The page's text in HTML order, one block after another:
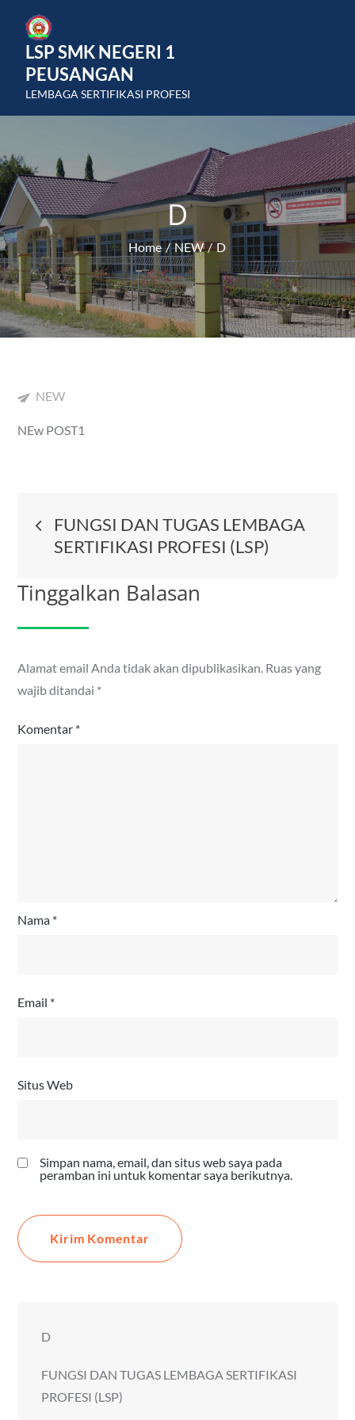
contentLSP SMK NEGERI 1
PEUSANGAN
LEMBAGA SERTIFIKASI PROFESI
D
Home NEW D
NEW
NEw POST1
Navigasi
pos
FUNGSI DAN TUGAS LEMBAGA
SERTIFIKASI PROFESI (LSP)
Tinggalkan Balasan
Alamat email Anda tidak akan dipublikasikan. Ruas yang
wajib ditandai *
Komentar *
Nama *
Email *
Situs Web
Simpan nama, email, dan situs web saya pada
peramban ini untuk komentar saya berikutnya.
D
FUNGSI DAN TUGAS LEMBAGA SERTIFIKASI
PROFESI (LSP)